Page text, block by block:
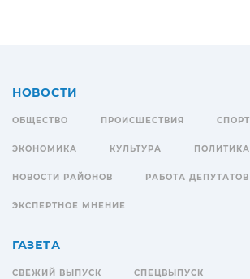
НОВОСТИ
ОБЩЕСТВО ПРОИСШЕСТВИЯ СПОРТ
ЭКОНОМИКА КУЛЬТУРА ПОЛИТИКА
НОВОСТИ РАЙОНОВ РАБОТА ДЕПУТАТОВ
ЭКСПЕРТНОЕ МНЕНИЕ
ГАЗЕТА
СВЕЖИЙ ВЫПУСК СПЕЦВЫПУСК